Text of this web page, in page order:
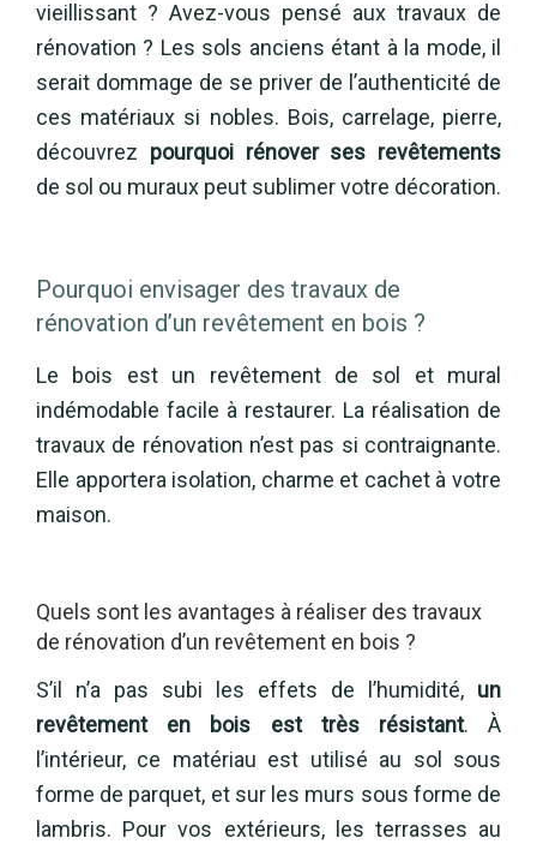
vieillissant ? Avez-vous pensé aux travaux de
rénovation ? Les sols anciens étant à la mode, il
serait dommage de se priver de l’authenticité de
ces matériaux si nobles. Bois, carrelage, pierre,
découvrez pourquoi rénover ses revêtements
de sol ou muraux peut sublimer votre décoration.
Pourquoi envisager des travaux de
rénovation d’un revêtement en bois ?
Le bois est un revêtement de sol et mural
indémodable facile à restaurer. La réalisation de
travaux de rénovation n’est pas si contraignante.
Elle apportera isolation, charme et cachet à votre
maison.
Quels sont les avantages à réaliser des travaux
de rénovation d’un revêtement en bois ?
S’il n’a pas subi les effets de l’humidité, un
revêtement en bois est très résistant. À
l’intérieur, ce matériau est utilisé au sol sous
forme de parquet, et sur les murs sous forme de
lambris. Pour vos extérieurs, les terrasses au